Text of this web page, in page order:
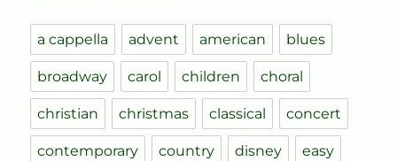
a cappella advent american blues
broadway carol children choral
christian christmas classical concert
contemporary country disney easy